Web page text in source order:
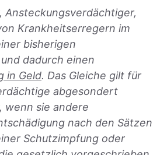
Ansteckungsverdächtiger,
Krankheitserregern im
bisherigen
dadurch einen
in Geld. Das Gleiche gilt für
abgesondert
wenn sie andere
nach den Sätzen
Schutzimpfung oder